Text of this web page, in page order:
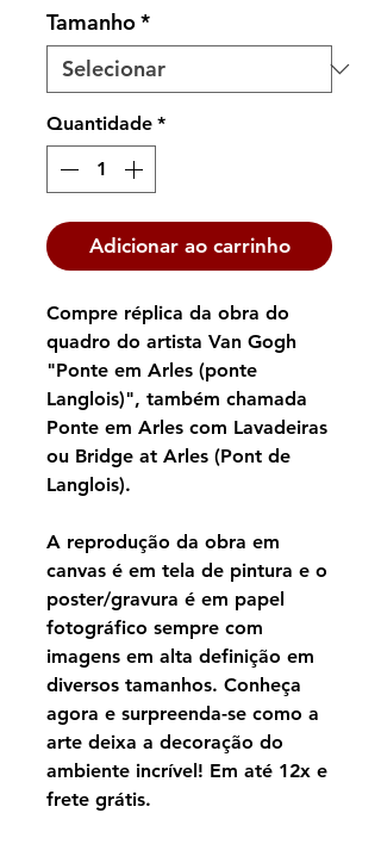
Tamanho*
Quantidade *
Adicionar ao carrinho
Compre réplica da obra do
quadro do artista Van Gogh
"Ponte em Arles (ponte
Langlois)", também chamada
Ponte em Arles com Lavadeiras
ou Bridge at Arles (Pont de
Langlois).
A reprodução da obra em
canvas é em tela de pintura e o
poster/gravura é em papel
fotográfico sempre com
imagens em alta definição em
diversos tamanhos. Conheça
agora e surpreenda-se como a
arte deixa a decoração do
ambiente incrível! Em até 12x e
frete grátis.